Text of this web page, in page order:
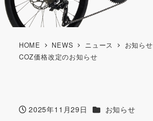
HOME NEWS ニュース お知らせ
COZ価格改定のお知らせ
投稿日
2025年11月29日 カテゴリー
お知らせ